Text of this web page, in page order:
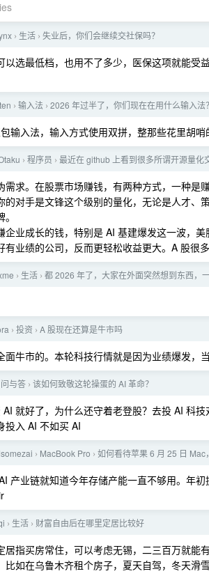
› 生活 › 失业后，你们会继续交社保吗？
以选最低档，也用不了多少，医保这项就能受
› 输入法 › 2026 年过半了，你们现在在用什么输入法？
输入法，输入方式使用双拼，整那些花里胡
› 程序员 › 最近在 github 上看到很多所谓开源量化
求。在股票市场赚钱，有两种方式，一种是
的对手是文锋这个级别的量化，无论是人才、
企业成长的钱，特别是 AI 基建爆发这一波，
有业绩的公司，反而更轻松收益更大。A 股很
› 生活 › 都 2026 年了，大家在外面突然想到东西，
› 投资 › A 股现在还算是牛市吗
面牛市的。本轮科技行情就是因为业绩爆发，
问与答 › 该如何致敬这轮操蛋的 AI 革命？
就好了，为什么还守着老登股？去投 AI 科
投入 AI 不如买 AI
› MacBook Pro › 如何看待苹果 6 月 25 日 Mac
产业链就知道今年存储产能一直不够用。年
› 生活 › 财富自由后在哪里定居比较好
居指买房常住，可以考虑无锡，二三百万就能
比如在乌鲁木齐租个房子，夏天自驾，冬天滑